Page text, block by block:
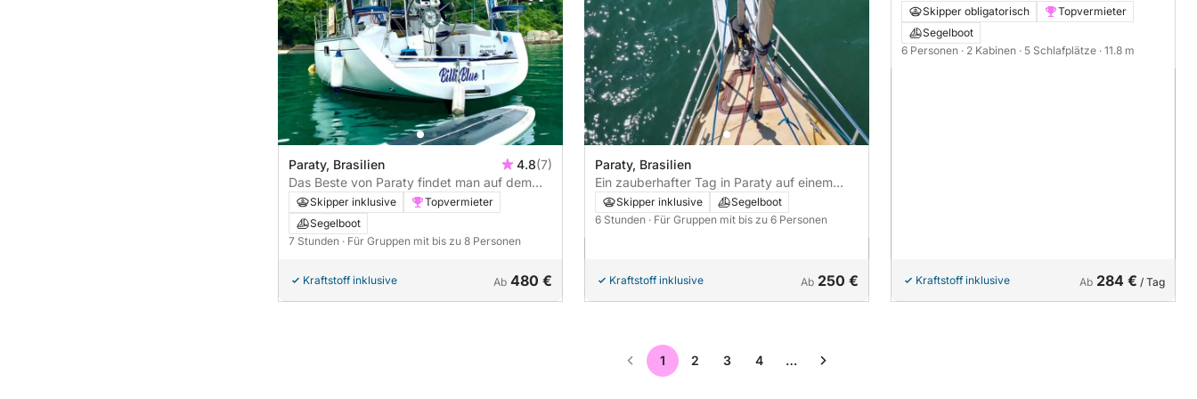
Paraty, Brasilien 4.8(7)
Das Beste von Paraty findet man auf dem
Wasser: Ihr privater Ganztagesausflug mit
einem Segelboot
Skipper inklusive
Topvermieter
Segelboot
7 Stunden · Für Gruppen mit bis zu 8 Personen
Kraftstoff inklusive Ab 480 €
Paraty, Brasilien
Ein zauberhafter Tag in Paraty auf einem
Segelboot
Skipper inklusive
Segelboot
6 Stunden · Für Gruppen mit bis zu 6 Personen
Kraftstoff inklusive Ab 250 €
Skipper obligatorisch
Topvermieter
Segelboot
6 Personen · 2 Kabinen · 5 Schlafplätze · 11.8 m
Kraftstoff inklusive Ab 284 € / Tag
1 2 3 4 …